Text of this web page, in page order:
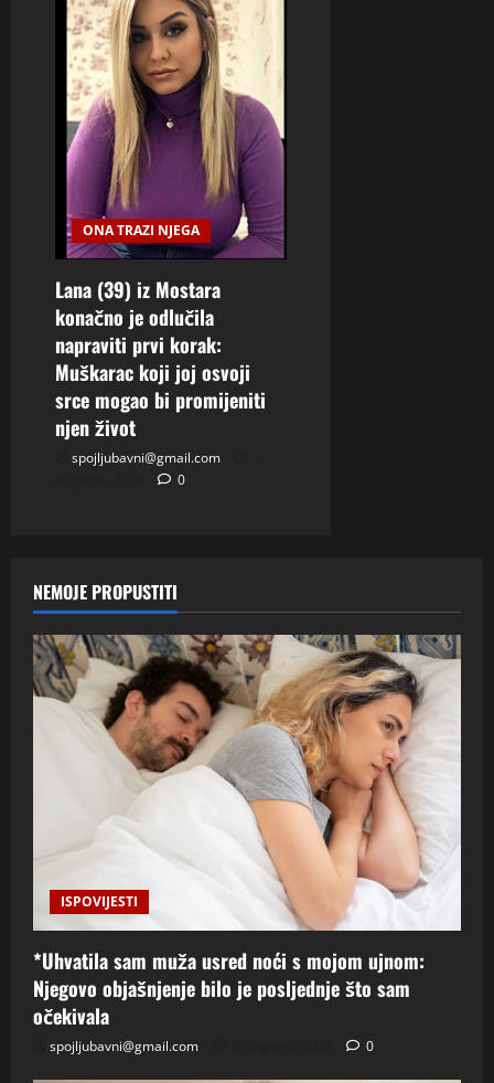
ONA TRAZI NJEGA
Lana (39) iz Mostara
konačno je odlučila
napraviti prvi korak:
Muškarac koji joj osvoji
srce mogao bi promijeniti
njen život
spojljubavni@gmail.com
0
NEMOJE PROPUSTITI
ISPOVIJESTI
*Uhvatila sam muža usred noći s mojom ujnom:
Njegovo objašnjenje bilo je posljednje što sam
očekivala
spojljubavni@gmail.com 0